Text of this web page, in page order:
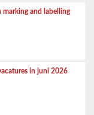
marking and labelling
in juni 2026